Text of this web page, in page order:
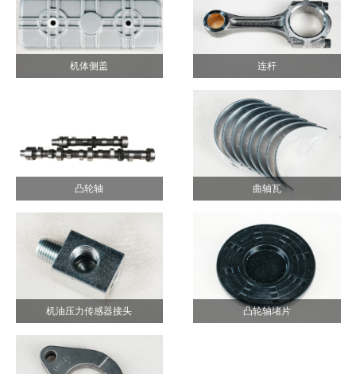
机体侧盖 连杆
凸轮轴 曲轴瓦
机油压力传感器接头 凸轮轴堵片